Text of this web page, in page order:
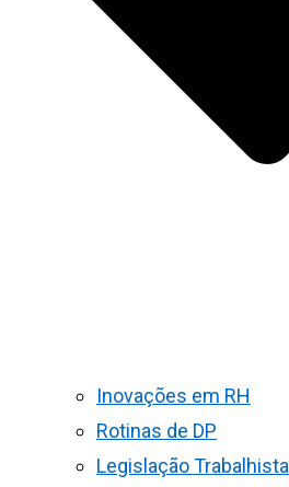
Inovações em RH
Rotinas de DP
Legislação Trabalhista